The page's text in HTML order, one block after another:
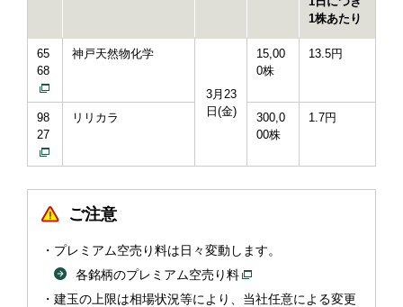
1株あたり
65
68
神戸天然物化学
3月23
日(金)
15,00
0株
13.5円
98
27
リリカラ
300,0
00株
1.7円
ご注意
プレミアム空売り料は日々変動します。
各銘柄のプレミアム空売り料
建玉の上限は相場状況等により、当社任意による変更